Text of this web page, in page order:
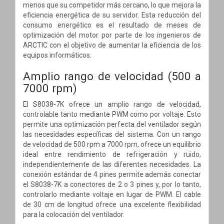
menos que su competidor más cercano, lo que mejora la
eficiencia energética de su servidor. Esta reducción del
consumo energético es el resultado de meses de
optimización del motor por parte de los ingenieros de
ARCTIC con el objetivo de aumentar la eficiencia de los
equipos informáticos.
Amplio rango de velocidad (500 a
7000 rpm)
El S8038-7K ofrece un amplio rango de velocidad,
controlable tanto mediante PWM como por voltaje. Esto
permite una optimización perfecta del ventilador según
las necesidades específicas del sistema. Con un rango
de velocidad de 500 rpm a 7000 rpm, ofrece un equilibrio
ideal entre rendimiento de refrigeración y ruido,
independientemente de las diferentes necesidades. La
conexión estándar de 4 pines permite además conectar
el S8038-7K a conectores de 2 o 3 pines y, por lo tanto,
controlarlo mediante voltaje en lugar de PWM. El cable
de 30 cm de longitud ofrece una excelente flexibilidad
para la colocación del ventilador.